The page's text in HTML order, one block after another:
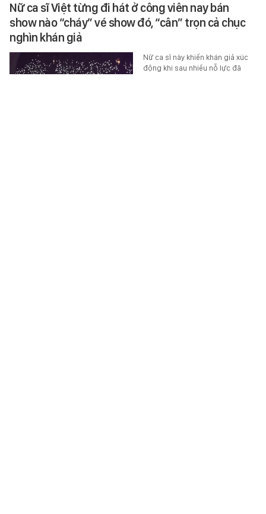
Nữ ca sĩ Việt từng đi hát ở công viên nay bán
show nào “cháy” vé show đó, “cân” trọn cả chục
nghìn khán giả
Nữ ca sĩ này khiến khán giả xúc
động khi sau nhiều nỗ lực đã